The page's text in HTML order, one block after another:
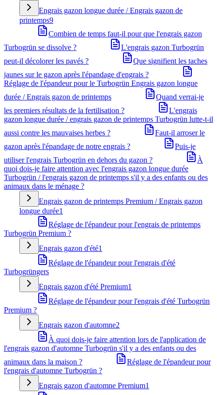
Engrais gazon longue durée / Engrais gazon de
printemps9
Combien de temps faut-il pour que l'engrais gazon
Turbogrün se dissolve ?
L'engrais gazon Turbogrün
peut-il décolorer les pavés ?
Que signifient les taches
jaunes sur le gazon après l'épandage d'engrais ?
Réglage de l'épandeur pour le Turbogrün Engrais gazon longue
durée / Engrais gazon de printemps
Quand verrai-je
les premiers résultats de la fertilisation ?
L'engrais
gazon longue durée / engrais gazon de printemps Turbogrün lutte-t-il
aussi contre les mauvaises herbes ?
Faut-il arroser le
gazon après l'épandage de notre engrais ?
Puis-je
utiliser l'engrais Turbogrün en dehors du gazon ?
À
quoi dois-je faire attention avec l'engrais gazon longue durée
Turbogrün / l'engrais gazon de printemps s'il y a des enfants ou des
animaux dans le ménage ?
Engrais gazon de printemps Premium / Engrais gazon
longue durée1
Réglage de l'épandeur pour l'engrais de printemps
Turbogrün Premium ?
Engrais gazon d'été1
Réglage de l'épandeur pour l'engrais d'été
Turbogrüngers
Engrais gazon d'été Premium1
Réglage de l'épandeur pour l'engrais d'été Turbogrün
Premium ?
Engrais gazon d'automne2
À quoi dois-je faire attention lors de l'application de
l'engrais gazon d'automne Turbogrün s'il y a des enfants ou des
animaux dans la maison ?
Réglage de l'épandeur pour
l'engrais d'automne Turbogrün ?
Engrais gazon d'automne Premium1